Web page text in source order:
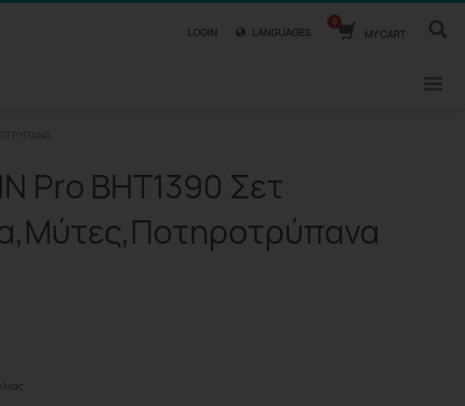
LOGIN LANGUAGES MY CART
Pro BHT1390 Σετ